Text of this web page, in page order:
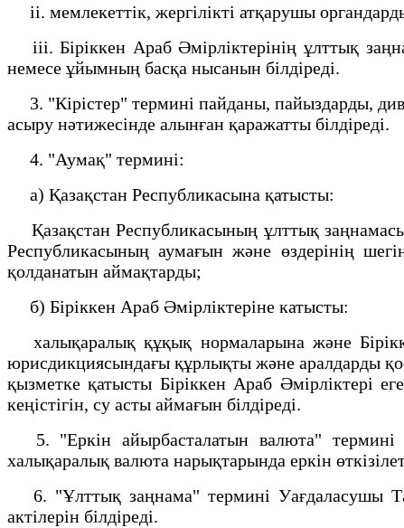
ii. мемлекеттік, жергілікті атқарушы
iii. Біріккен Араб Әмірліктерінің ұлттық
немесе ұйымның басқа нысанын білдіреді.
3. "Кірістер" термині пайданы, пайыздарды,
асыру нәтижесінде алынған қаражатты білдіреді.
4. "Аумақ" термині:
а) Қазақстан Республикасына қатысты:
Қазақстан Республикасының ұлттық
Республикасының аумағын және өздерінің
қолданатын аймақтарды;
б) Біріккен Араб Әмірліктеріне катысты:
халықаралық құқық нормаларына және
юрисдикциясындағы құрлықты және аралдарды
қызметке қатысты Біріккен Араб Әмірліктері
кеңістігін, су асты аймағын білдіреді.
5. "Еркін айырбасталатын валюта" термині
халықаралық валюта нарықтарында еркін
6. "Ұлттық заңнама" термині Уағдаласушы
актілерін білдіреді.